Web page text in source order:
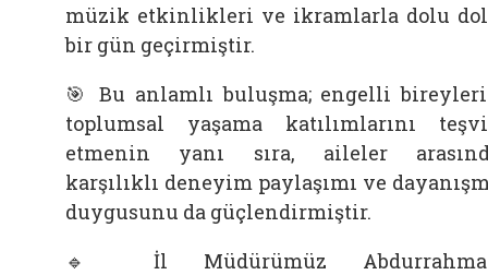
müzik etkinlikleri ve ikramlarla dolu
bir gün geçirmiştir.
🎯 Bu anlamlı buluşma; engelli
toplumsal yaşama katılımlarını
etmenin yanı sıra, aileler
karşılıklı deneyim paylaşımı ve
duygusunu da güçlendirmiştir.
🔹 İl Müdürümüz